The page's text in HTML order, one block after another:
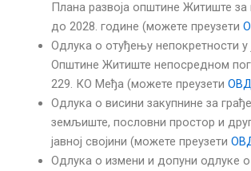
Плана развоја општине Житиште за
до 2028. године (можете преузети
Одлука о отуђењу непокретности у
Општине Житиште непосредном
229. КО Међа (можете преузети
Одлука о висини закупнине за
земљиште, пословни простор и
јавној својини (можете преузети
Одлука о измени и допуни одлуке